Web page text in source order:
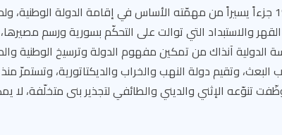
لقد أنجز الاستقلال الأول 1946 جزءاً يسيراً من مهمّته الأساس في إقامة الدولة
والاستبداد التي توالت على التحكّم بسورية ورسم
الدولية آنذاك من تمكين مفهوم الدولة وترسيخ الوطنية
تنوّعه الإثني والديني والطائفي لتجذير بنى متخلّفة، لا